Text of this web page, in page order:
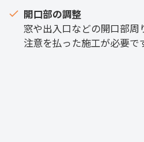
開口部の調整
窓や出入口などの開口部
注意を払った施工が必要で